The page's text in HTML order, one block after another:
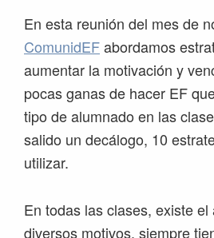
En esta reunión del mes de
ComunidEFabordamos
aumentar la motivación y
pocas ganas de hacer EF
tipo de alumnado en las
salido un decálogo, 10
utilizar.
En todas las clases, existe
diversos motivos, siempre